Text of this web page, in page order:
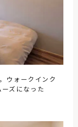
ウォークインク
ズになった